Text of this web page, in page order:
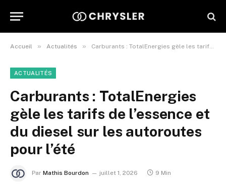
Accueil » Actualités » Carburants : TotalEnergies gèle les tarifs de l’essence et du diesel sur les autoroutes pour l’été
ACTUALITÉS
Carburants : TotalEnergies
gèle les tarifs de l’essence et
du diesel sur les autoroutes
pour l’été
Par Mathis Bourdon juillet 1, 2026 9 Min